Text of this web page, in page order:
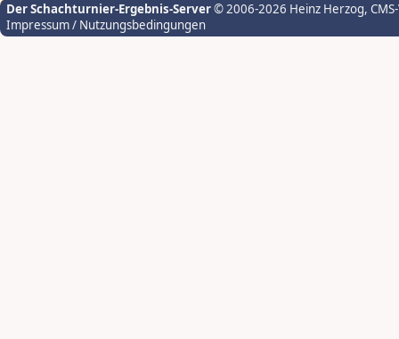
Der Schachturnier-Ergebnis-Server© 2006-2026 Heinz Herzog,
Impressum / Nutzungsbedingungen